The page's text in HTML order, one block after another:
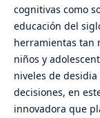
cognitivas como
educación del
herramientas tan
niños y
niveles de
decisiones, en
innovadora que